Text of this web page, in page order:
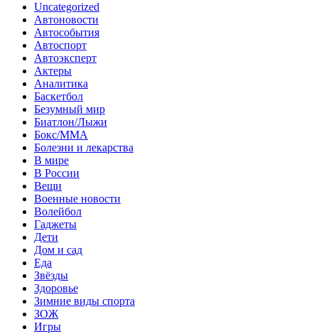
Uncategorized
Автоновости
Автособытия
Автоспорт
Автоэксперт
Актеры
Аналитика
Баскетбол
Безумный мир
Биатлон/Лыжи
Бокс/MMA
Болезни и лекарства
В мире
В России
Вещи
Военные новости
Волейбол
Гаджеты
Дети
Дом и сад
Еда
Звёзды
Здоровье
Зимние виды спорта
ЗОЖ
Игры